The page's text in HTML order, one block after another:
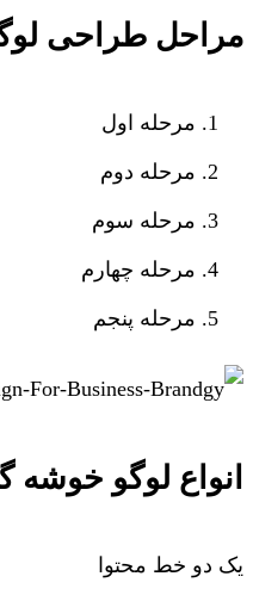
مراحل طراحی
مرحله اول
مرحله دوم
مرحله سوم
مرحله چهارم
مرحله پنجم
انواع لوگو خوشه
یک دو خط محتوا